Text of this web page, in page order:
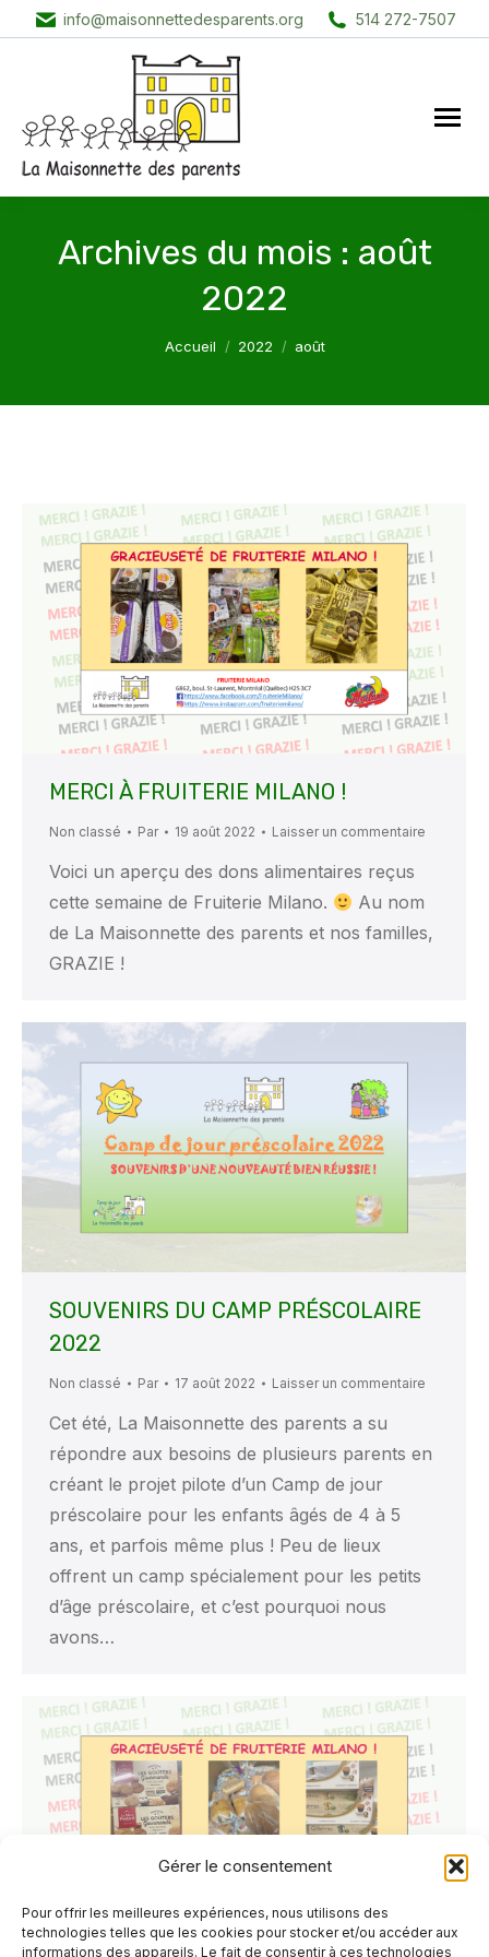
Gérer le consentement
Pour offrir les meilleures expériences, nous utilisons des
technologies telles que les cookies pour stocker et/ou accéder aux
informations des appareils. Le fait de consentir à ces technologies
info@maisonnettedesparents.org 514 272-7507
Archives du mois : août
2022
Vous êtes ici :
Accueil 2022 août
MERCI À FRUITERIE MILANO !
Non classé Par 19 août 2022 Laisser un commentaire
Voici un aperçu des dons alimentaires reçus
cette semaine de Fruiterie Milano.
Au nom
de La Maisonnette des parents et nos familles,
GRAZIE !
SOUVENIRS DU CAMP PRÉSCOLAIRE
2022
Non classé Par 17 août 2022 Laisser un commentaire
Cet été, La Maisonnette des parents a su
répondre aux besoins de plusieurs parents en
créant le projet pilote d’un Camp de jour
préscolaire pour les enfants âgés de 4 à 5
ans, et parfois même plus ! Peu de lieux
offrent un camp spécialement pour les petits
d’âge préscolaire, et c’est pourquoi nous
avons…